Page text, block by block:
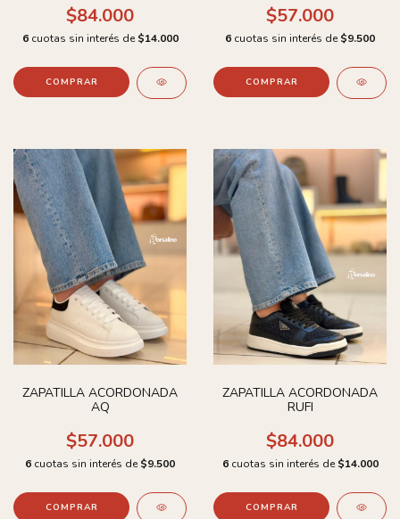
$84.000
6 cuotas sin interés de $14.000
COMPRAR
$57.000
6 cuotas sin interés de $9.500
COMPRAR
ZAPATILLA ACORDONADA
AQ
$57.000
6 cuotas sin interés de $9.500
COMPRAR
ZAPATILLA ACORDONADA
RUFI
$84.000
6 cuotas sin interés de $14.000
COMPRAR